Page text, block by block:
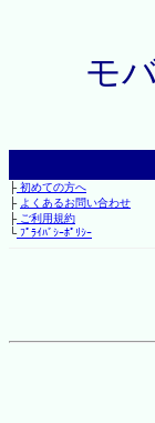
モ
├初めての方へ
├ よくあるお問い合わせ
├ご利用規約
└ﾌﾟﾗｲﾊﾞｼｰﾎﾟﾘｼｰ